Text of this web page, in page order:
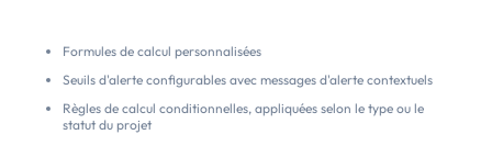
Formules de calcul personnalisées
Seuils d'alerte configurables avec messages d'alerte contextuels
Règles de calcul conditionnelles, appliquées selon le type ou le
statut du projet